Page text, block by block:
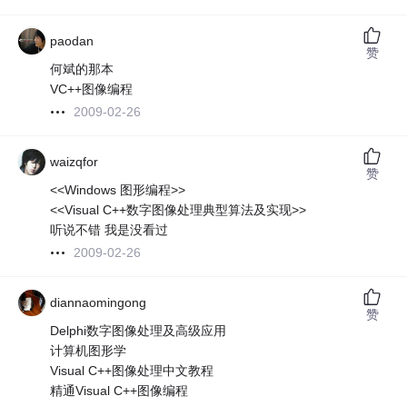
paodan
何斌的那本
VC++图像编程
2009-02-26
赞
waizqfor
<<Windows 图形编程>>
<<Visual C++数字图像处理典型算法及实现>>
听说不错 我是没看过
2009-02-26
赞
diannaomingong
Delphi数字图像处理及高级应用
计算机图形学
Visual C++图像处理中文教程
精通Visual C++图像编程
赞